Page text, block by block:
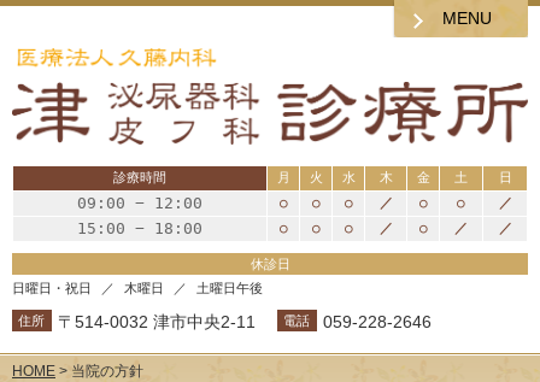
診療時間 月 火 水 木 金 土 日
09:00 − 12:00 ○ ○ ○ ／ ○ ○ ／
15:00 − 18:00 ○ ○ ○ ／ ○ ／ ／
休診日
日曜日・祝日 木曜日 土曜日午後
住所 〒514-0032 津市中央2-11 電話 059-228-2646
HOME > 当院の方針
MENU